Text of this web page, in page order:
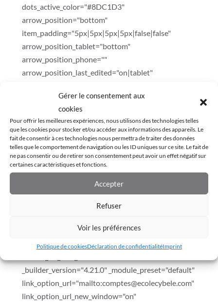
Gérer le consentement aux
cookies
Pour offrir les meilleures expériences, nous utilisons des technologies telles
que les cookies pour stocker et/ou accéder aux informations des appareils. Le
fait de consentir à ces technologies nous permettra de traiter des données
telles que le comportement de navigation ou les ID uniques sur ce site. Le fait de
ne pas consentir ou de retirer son consentement peut avoir un effet négatif sur
certaines caractéristiques et fonctions.
Accepter
Refuser
Voir les préférences
Politique de cookiesDéclaration de confidentialitéImprint
dots_active_color="#8DC1D3"
arrow_position="bottom"
item_padding="5px|5px|5px|5px|false|false"
arrow_position_tablet="bottom"
arrow_position_phone=""
arrow_position_last_edited="on|tablet"
body_text_align="justify"
custom_padding="5px|5px|5px|5px|false|false"
title_font_size_tablet=""
title_font_size_phone="12px"
title_font_size_last_edited="on|phone"
body_font_size_tablet=""
body_font_size_last_edited="on|phone"
border_radii_item="on|15px|15px|15px|15px"
border_color_all_item="#A4DBE9"
global_colors_info="{}"][dica_divi_carouselitem
_builder_version="4.21.0" _module_preset="default"
link_option_url="mailto:comptes@ecolecybele.com"
link_option_url_new_window="on"